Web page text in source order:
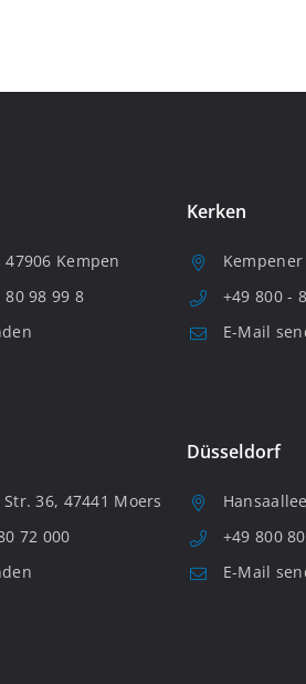
Kempen
80 98 99 8
Kerken
+49 800 -
E-Mail
36, 47441 Moers
72 000
Düsseldorf
+49 800
E-Mail